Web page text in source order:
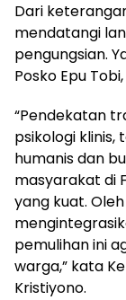
Dari
mendatangi
pengungsian.
Posko Epu
“Pendekatan
psikologi
humanis dan
masyarakat di
yang kuat.
pemulihan ini
warga,” kata
Kristiyono.